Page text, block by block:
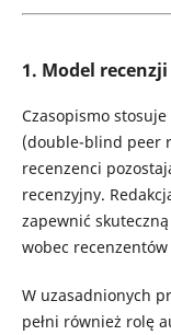
1. Model recenzji
Czasopismo
(double-blind peer
recenzenci
recenzyjny.
zapewnić
wobec
W uzasadnionych
pełni również rolę